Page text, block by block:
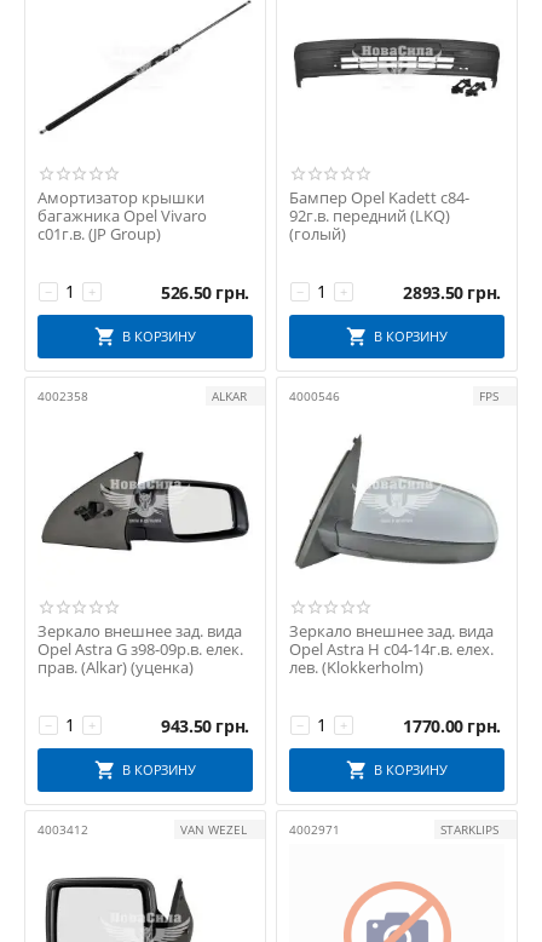
Амортизатор крышки
багажника Opel Vivaro
с01г.в. (JP Group)
+
− 526.50 грн.
В КОРЗИНУ
Бампер Opel Kadett с84-
92г.в. передний (LKQ)
(голый)
+
− 2893.50 грн.
В КОРЗИНУ
4002358 ALKAR
Зеркало внешнее зад. вида
Opel Astra G з98-09р.в. елек.
прав. (Alkar) (уценка)
+
− 943.50 грн.
В КОРЗИНУ
4000546 FPS
Зеркало внешнее зад. вида
Opel Astra H с04-14г.в. елех.
лев. (Klokkerholm)
+
− 1770.00 грн.
В КОРЗИНУ
4003412 VAN WEZEL 4002971 STARKLIPS